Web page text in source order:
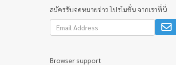
สมัครรับจดหมายข่าว โปรโมชั่น จากเราที่นี่
Browser support